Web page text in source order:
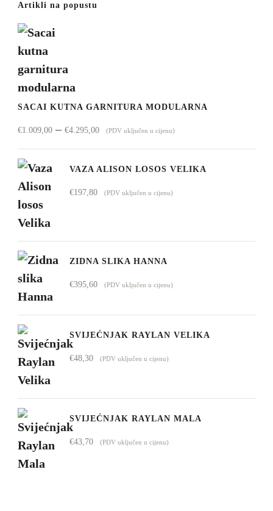
Artikli na popustu
SACAI KUTNA GARNITURA MODULARNA
€1.009,00 – €4.295,00Raspon
cijena:
od
(PDV uključen u cijenu)
VAZA ALISON LOSOS VELIKA
€197,80 (PDV uključen u cijenu)
ZIDNA SLIKA HANNA
€395,60 (PDV uključen u cijenu)
SVIJEĆNJAK RAYLAN VELIKA
€48,30 (PDV uključen u cijenu)
SVIJEĆNJAK RAYLAN MALA
€43,70 (PDV uključen u cijenu)